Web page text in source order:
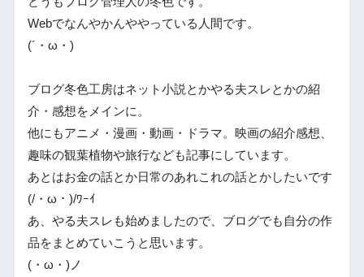
Webでなんやかんややっている人間です。
(´・ω・)
ブログ冬色工房はネット小説とかやる夫スレとかの紹
介・感想をメインに。
他にもアニメ・漫画・動画・ドラマ。映画の紹介感想、
趣味の観葉植物や旅行なども記事にしています。
あとはお金の話とか日常のあれこれの話とかしたいです
(/・ω・)/ﾜｰｲ
あ、やる夫スレも始めましたので、ブログでも自分の作
品をまとめていこうと思います。
(・ω・)ノ